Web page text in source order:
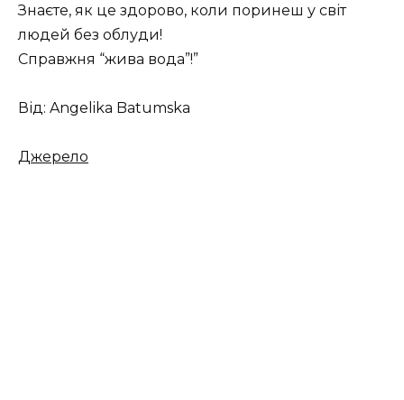
Знаєте, як це здорово, коли поринеш у світ
людей без облуди!
Справжня “жива вода”!”
Від: Angelika Batumska
Джерело